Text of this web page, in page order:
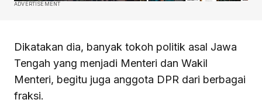
ADVERTISEMENT
Dikatakan dia, banyak tokoh politik asal Jawa
Tengah yang menjadi Menteri dan Wakil
Menteri, begitu juga anggota DPR dari berbagai
fraksi.